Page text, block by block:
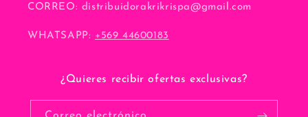
CORREO: distribuidorakrikrispa@gmail.com
WHATSAPP: +569 44600183
¿Quieres recibir ofertas exclusivas?